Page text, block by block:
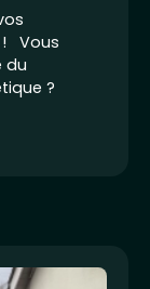
! Vous
du
?